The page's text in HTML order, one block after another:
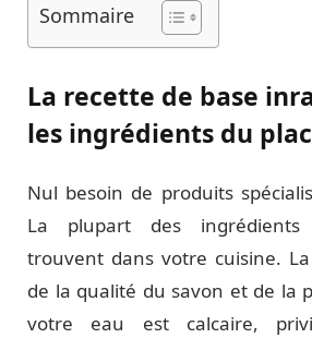
Sommaire
La recette de base
les ingrédients du
Nul besoin de produits
La plupart des ingrédients
trouvent dans votre cuisine.
de la qualité du savon et de la
votre eau est calcaire,